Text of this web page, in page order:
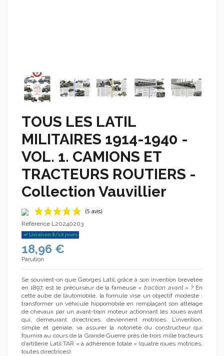
TOUS LES LATIL
MILITAIRES 1914-1940 -
VOL. 1. CAMIONS ET
TRACTEURS ROUTIERS -
Collection Vauvillier
(5 avis)
Référence L20240203
Livraison 8/10 jours
18,96 €
Parution
Se souvient-on que Georges Latil, grâce à son invention brevetée
en 1897, est le précurseur de la fameuse « traction avant» ? En
cette aube de l’automobile, la formule vise un objectif modeste :
transformer un véhicule hippomobile en remplaçant son attelage
de chevaux par un avant-train moteur actionnant les roues avant
qui, demeurant directrices, deviennent motrices. L’invention,
simple et géniale, va assurer la notoriété du constructeur qui
fournira au cours de la Grande Guerre près de trois mille tracteurs
d’artillerie Latil TAR « à adhérence totale » (quatre roues motrices,
toutes directrices).